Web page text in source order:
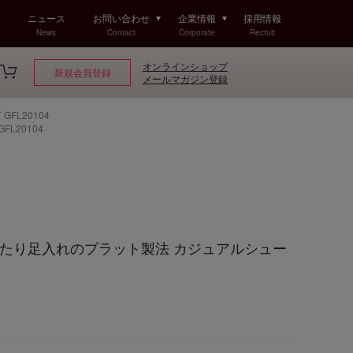
ニュース
News
お問い合わせ
Contact
企業情報
Corporate
採用情報
Recruit
新規会員登録
オンラインショップ
メールマガジン登録
GFL20104
足入れのプラット製法 カジュアルシュー